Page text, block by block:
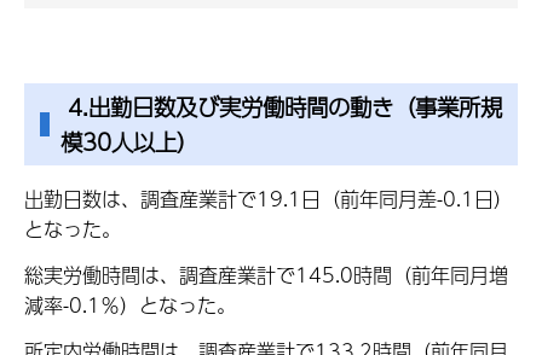
4.出勤日数及び実労働時間の動き（事業所規
模30人以上）
出勤日数は、調査産業計で19.1日（前年同月差-0.1日）
となった。
総実労働時間は、調査産業計で145.0時間（前年同月増
減率-0.1％）となった。